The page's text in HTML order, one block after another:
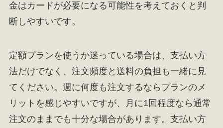
金はカードが必要になる可能性を考えておくと判
断しやすいです。
定額プランを使うか迷っている場合は、支払い方
法だけでなく、注文頻度と送料の負担も一緒に見
てください。週に何度も注文するならプランのメ
リットを感じやすいですが、月に1回程度なら通常
注文のままでも十分な場合があります。支払い方